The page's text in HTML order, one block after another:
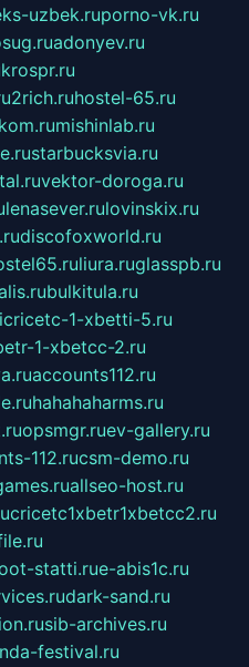
uzbek.ruporno-vk.ru
adonyev.ru
krospr.ru
2rich.ruhostel-65.ru
mishinlab.ru
starbucksvia.ru
vektor-doroga.ru
lenasever.rulovinskix.ru
discofoxworld.ru
liura.ruglasspb.ru
bulkitula.ru
1-xbetti-5.ru
1-xbetcc-2.ru
accounts112.ru
hahahaharms.ru
opsmgr.ruev-gallery.ru
112.rucsm-demo.ru
allseo-host.ru
cricetc1xbetr1xbetcc2.ru
statti.rue-abis1c.ru
dark-sand.ru
sib-archives.ru
festival.ru